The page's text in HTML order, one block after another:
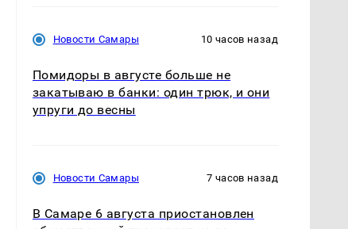
Новости Самары 10 часов назад
Помидоры в августе больше не
закатываю в банки: один трюк, и они
упруги до весны
Новости Самары 7 часов назад
В Самаре 6 августа приостановлен